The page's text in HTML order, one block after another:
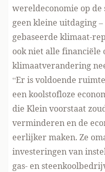
wereldeconomie op de
geen kleine uitdaging
gebaseerde klimaat-
ook niet alle financiële
klimaatverandering
“Er is voldoende
een koolstofloze
die Klein voorstaat
verminderen en de
eerlijker maken. Ze
investeringen van
gas- en